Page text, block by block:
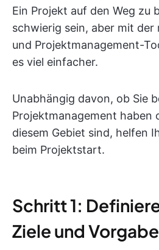
Ein Projekt auf den Weg zu
schwierig sein, aber mit
und Projektmanagement-
es viel einfacher.
Unabhängig davon, ob Sie
Projektmanagement haben
diesem Gebiet sind, helfen
beim Projektstart.
Schritt 1:
Ziele und